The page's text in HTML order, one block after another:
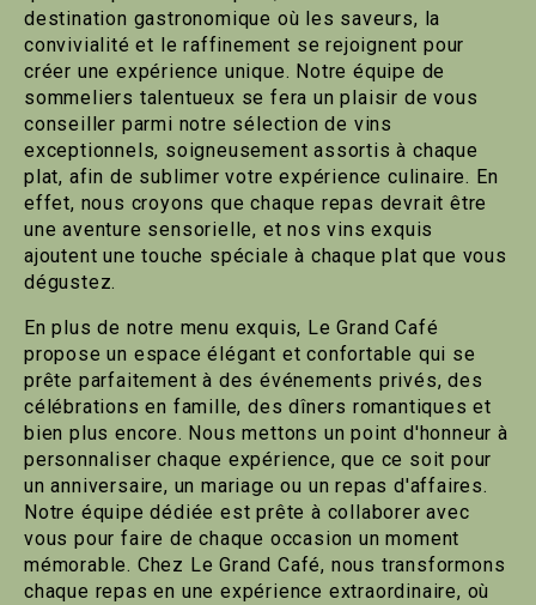
destination gastronomique où les saveurs, la
convivialité et le raffinement se rejoignent pour
créer une expérience unique. Notre équipe de
sommeliers talentueux se fera un plaisir de vous
conseiller parmi notre sélection de vins
exceptionnels, soigneusement assortis à chaque
plat, afin de sublimer votre expérience culinaire. En
effet, nous croyons que chaque repas devrait être
une aventure sensorielle, et nos vins exquis
ajoutent une touche spéciale à chaque plat que vous
dégustez.
En plus de notre menu exquis, Le Grand Café
propose un espace élégant et confortable qui se
prête parfaitement à des événements privés, des
célébrations en famille, des dîners romantiques et
bien plus encore. Nous mettons un point d'honneur à
personnaliser chaque expérience, que ce soit pour
un anniversaire, un mariage ou un repas d'affaires.
Notre équipe dédiée est prête à collaborer avec
vous pour faire de chaque occasion un moment
mémorable. Chez Le Grand Café, nous transformons
chaque repas en une expérience extraordinaire, où